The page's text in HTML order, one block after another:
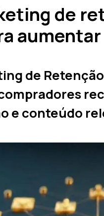
de
de
e conteúdo